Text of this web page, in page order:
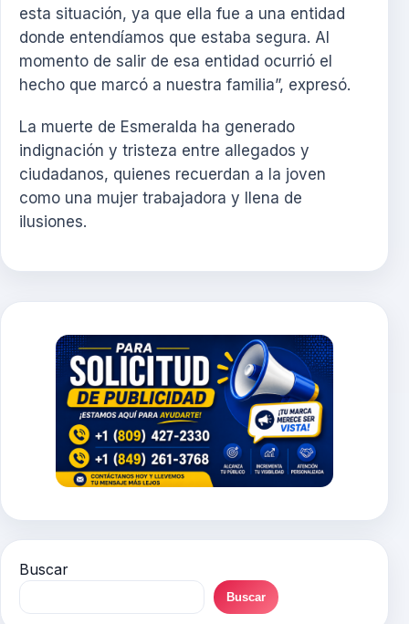
esta situación, ya que ella fue a una entidad
donde entendíamos que estaba segura. Al
momento de salir de esa entidad ocurrió el
hecho que marcó a nuestra familia”, expresó.
La muerte de Esmeralda ha generado
indignación y tristeza entre allegados y
ciudadanos, quienes recuerdan a la joven
como una mujer trabajadora y llena de
ilusiones.
Buscar
Buscar